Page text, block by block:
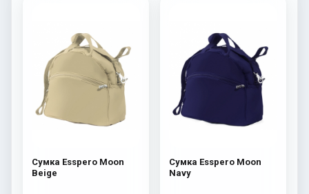
Сумка Esspero Moon
Beige
Сумка Esspero Moon
Navy